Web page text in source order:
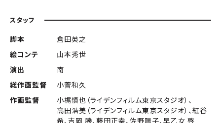
スタッフ
脚本
倉田英之
絵コンテ
山本秀世
演出
南
総作画監督
小菅和久
作画監督
小梶慎也（ライデンフィルム東京スタジオ）、
高田浩美（ライデンフィルム東京スタジオ）、紅谷
希、吉岡 勝、藤田正幸、佐野陽子、早乙女 啓